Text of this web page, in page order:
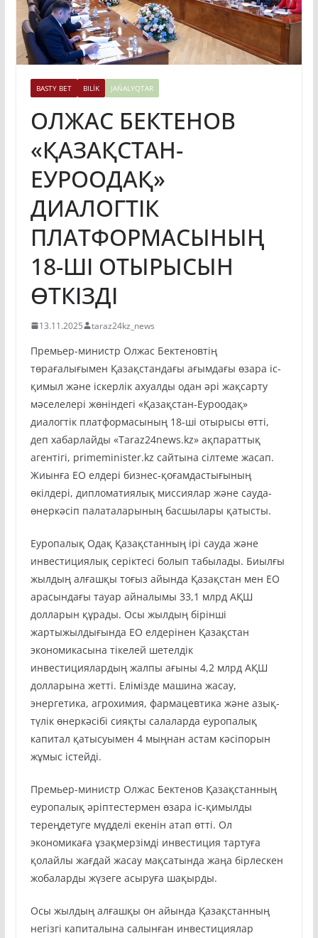
BASTY BET BILİK JAŃALYQTAR
ОЛЖАС БЕКТЕНОВ
«ҚАЗАҚСТАН-
ЕУРООДАҚ»
ДИАЛОГТІК
ПЛАТФОРМАСЫНЫҢ
18-ШІ ОТЫРЫСЫН
ӨТКІЗДІ
13.11.2025 taraz24kz_news
Премьер-министр Олжас Бектеновтің
төрағалығымен Қазақстандағы ағымдағы өзара іс-
қимыл және іскерлік ахуалды одан әрі жақсарту
мәселелері жөніндегі «Қазақстан-Еуроодақ»
диалогтік платформасының 18-ші отырысы өтті,
деп хабарлайды «Taraz24news.kz» ақпараттық
агентігі, primeminister.kz сайтына сілтеме жасап.
Жиынға ЕО елдері бизнес-қоғамдастығының
өкілдері, дипломатиялық миссиялар және сауда-
өнеркәсіп палаталарының басшылары қатысты.
Еуропалық Одақ Қазақстанның ірі сауда және
инвестициялық серіктесі болып табылады. Биылғы
жылдың алғашқы тоғыз айында Қазақстан мен ЕО
арасындағы тауар айналымы 33,1 млрд АҚШ
долларын құрады. Осы жылдың бірінші
жартыжылдығында ЕО елдерінен Қазақстан
экономикасына тікелей шетелдік
инвестициялардың жалпы ағыны 4,2 млрд АҚШ
долларына жетті. Елімізде машина жасау,
энергетика, агрохимия, фармацевтика және азық-
түлік өнеркәсібі сияқты салаларда еуропалық
капитал қатысуымен 4 мыңнан астам кәсіпорын
жұмыс істейді.
Премьер-министр Олжас Бектенов Қазақстанның
еуропалық әріптестермен өзара іс-қимылды
тереңдетуге мүдделі екенін атап өтті. Ол
экономикаға ұзақмерзімді инвестиция тартуға
қолайлы жағдай жасау мақсатында жаңа бірлескен
жобаларды жүзеге асыруға шақырды.
Осы жылдың алғашқы он айында Қазақстанның
негізгі капиталына салынған инвестициялар